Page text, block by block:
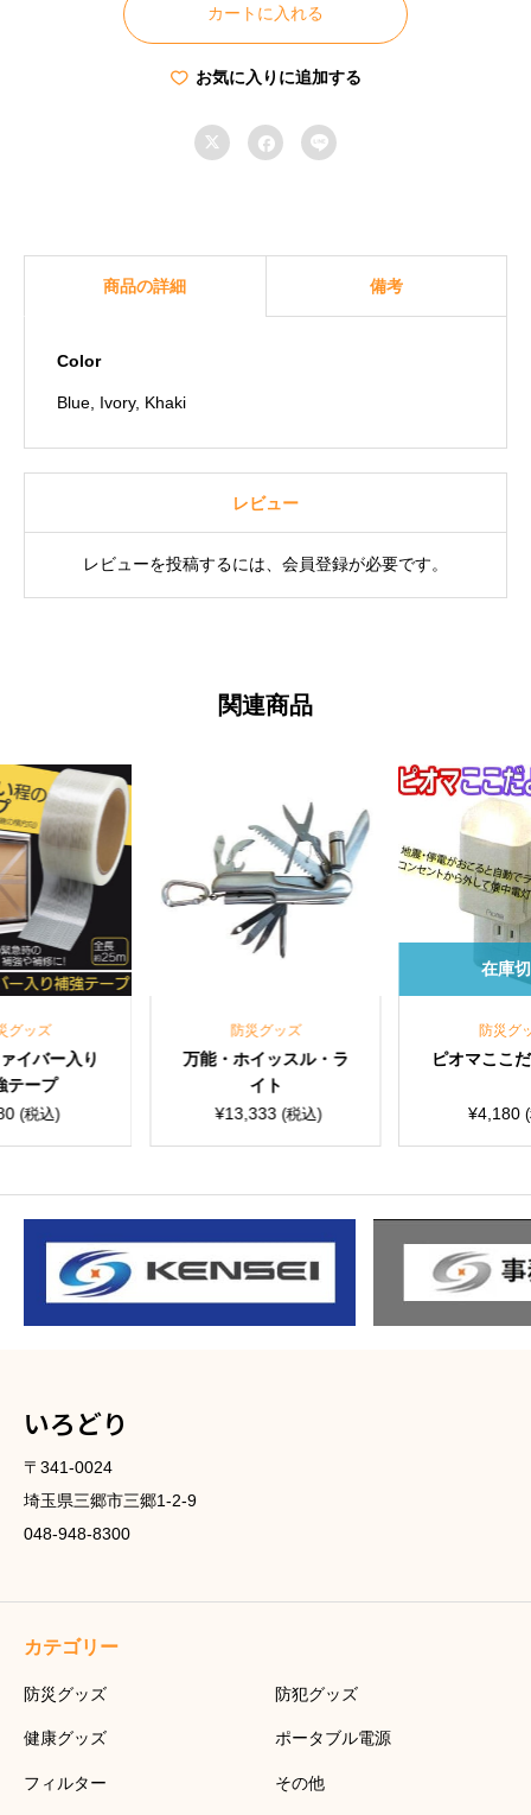
COOLER
LED
ラ
タ
カートに入れる
お気に入りに追加する
  
商品の詳細 備考
Color
Blue, Ivory, Khaki
レビュー
レビューを投稿するには、会員登録が必要です。
関連商品
グッズ
イバー入り
テープ
(税込)
防災グッズ
万能・ホイッスル・ラ
イト
¥13,333 (税込)
防災グ
ピオマここ
¥4,180
在庫
いろどり
〒341-0024
埼玉県三郷市三郷1-2-9
048-948-8300
カテゴリー
防災グッズ 防犯グッズ
健康グッズ ポータブル電源
フィルター その他